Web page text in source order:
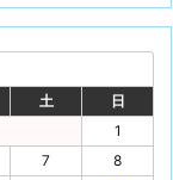
土
日
1
7
8